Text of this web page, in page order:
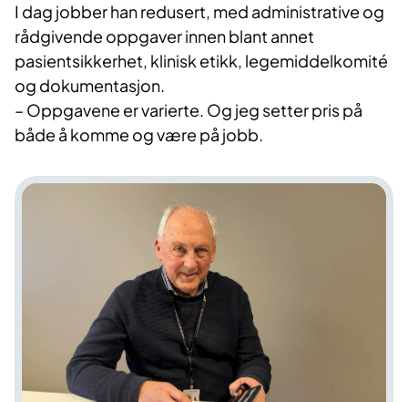
I dag jobber han redusert, med administrative og
rådgivende oppgaver innen blant annet
pasientsikkerhet, klinisk etikk, legemiddelkomité
og dokumentasjon.
– Oppgavene er varierte. Og jeg setter pris på
både å komme og være på jobb.